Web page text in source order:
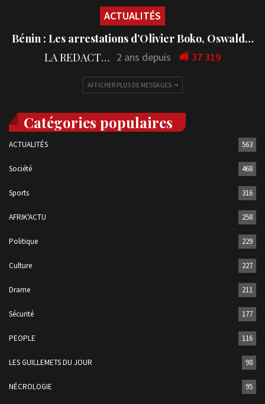
ACTUALITÉS
Bénin : Les arrestations d’Olivier Boko, Oswald…
LA REDACTION 2 ans depuis 37 319
AFFICHER PLUS DE MESSAGES
Catégories populaires
ACTUALITÉS 563
Société 468
Sports 316
AFRIK'ACTU 258
Politique 229
Culture 227
Drame 211
Sécurité 177
PEOPLE 116
LES GUILLEMETS DU JOUR 98
NÉCROLOGIE 95